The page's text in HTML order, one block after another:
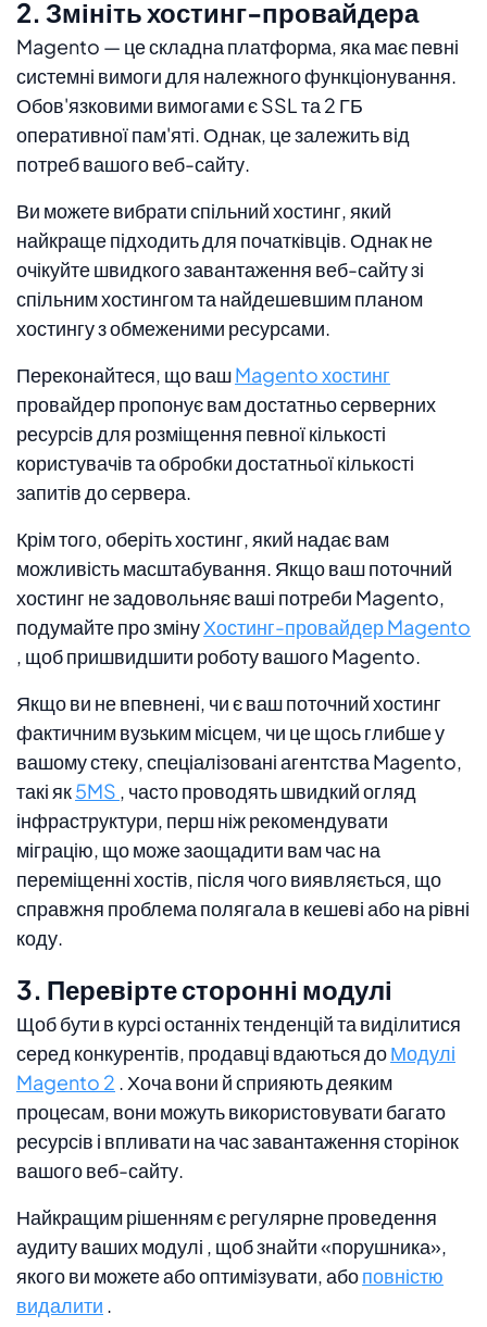
2. Змініть хостинг-провайдера
Magento — це складна платформа, яка має певні
системні вимоги для належного функціонування.
Обов'язковими вимогами є SSL та 2 ГБ
оперативної пам'яті. Однак, це залежить від
потреб вашого веб-сайту.
Ви можете вибрати спільний хостинг, який
найкраще підходить для початківців. Однак не
очікуйте швидкого завантаження веб-сайту зі
спільним хостингом та найдешевшим планом
хостингу з обмеженими ресурсами.
Переконайтеся, що вашMagento хостинг
провайдер пропонує вам достатньо серверних
ресурсів для розміщення певної кількості
користувачів та обробки достатньої кількості
запитів до сервера.
Крім того, оберіть хостинг, який надає вам
можливість масштабування. Якщо ваш поточний
хостинг не задовольняє ваші потреби Magento,
подумайте про змінуХостинг-провайдер Magento
, щоб пришвидшити роботу вашого Magento.
Якщо ви не впевнені, чи є ваш поточний хостинг
фактичним вузьким місцем, чи це щось глибше у
вашому стеку, спеціалізовані агентства Magento,
такі як5MS , часто проводять швидкий огляд
інфраструктури, перш ніж рекомендувати
міграцію, що може заощадити вам час на
переміщенні хостів, після чого виявляється, що
справжня проблема полягала в кешеві або на рівні
коду.
3. Перевірте сторонні модулі
Щоб бути в курсі останніх тенденцій та виділитися
серед конкурентів, продавці вдаються доМодулі
Magento 2 . Хоча вони й сприяють деяким
процесам, вони можуть використовувати багато
ресурсів і впливати на час завантаження сторінок
вашого веб-сайту.
Найкращим рішенням є регулярне проведення
аудиту ваших модулі , щоб знайти «порушника»,
якого ви можете або оптимізувати, абоповністю
видалити .